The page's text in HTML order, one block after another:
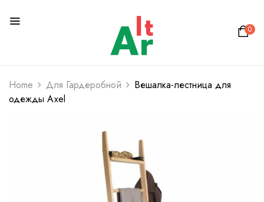
0
Home Для Гардеробной
Вешалка-лестница для
одежды Axel